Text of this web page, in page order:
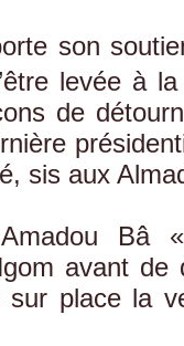
son
levée à
de
sis aux
Bâ
avant de
sur place la